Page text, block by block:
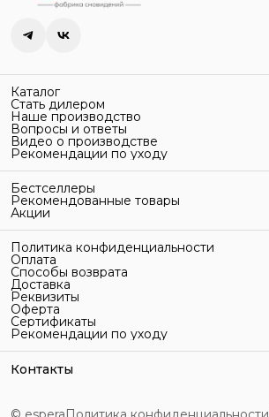
Каталог
Стать дилером
Наше производство
Вопросы и ответы
Видео о производстве
Рекомендации по уходу
Бестселлеры
Рекомендованные товары
Акции
Политика конфиденциальности
Оплата
Способы возврата
Доставка
Реквизиты
Оферта
Сертификаты
Рекомендации по уходу
Контакты